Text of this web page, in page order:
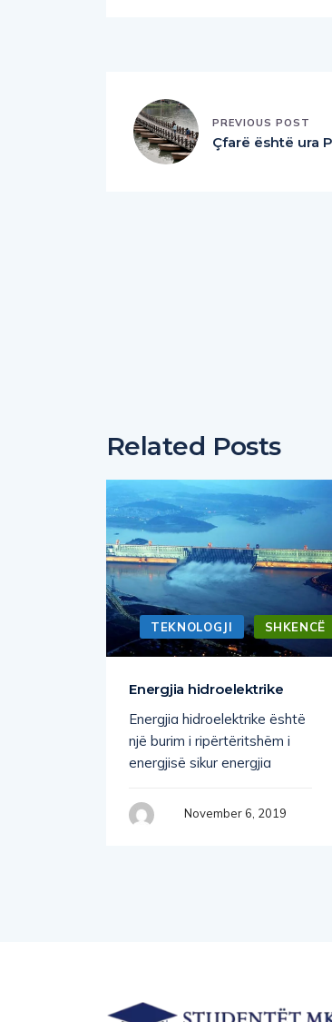
PREVIOUS POST
Çfarë është ura
Related Posts
TEKNOLOGJI SHKENCË
Energjia hidroelektrike
Energjia hidroelektrike është
një burim i ripërtëritshëm i
energjisë sikur energjia
November 6, 2019